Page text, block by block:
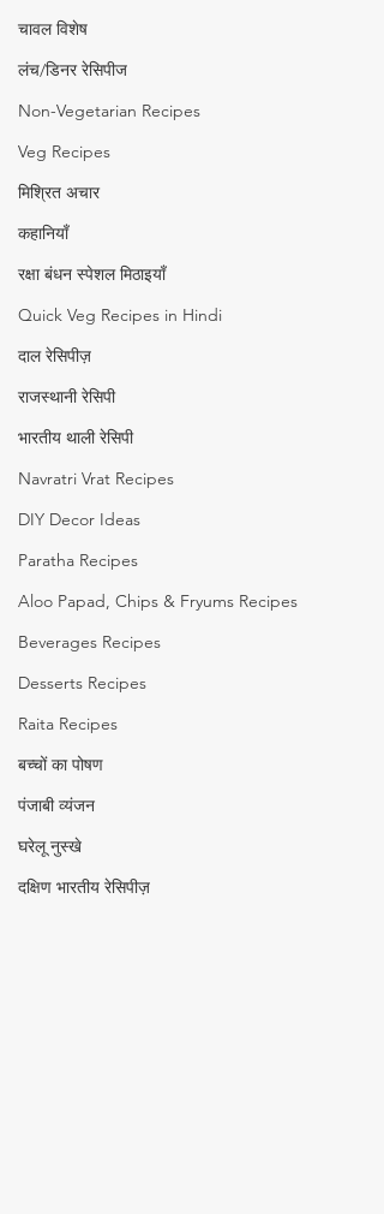
चावल विशेष
लंच/डिनर रेसिपीज
Non-Vegetarian Recipes
Veg Recipes
मिश्रित अचार
कहानियाँ
रक्षा बंधन स्पेशल मिठाइयाँ
Quick Veg Recipes in Hindi
दाल रेसिपीज़
राजस्थानी रेसिपी
भारतीय थाली रेसिपी
Navratri Vrat Recipes
DIY Decor Ideas
Paratha Recipes
Aloo Papad, Chips & Fryums Recipes
Beverages Recipes
Desserts Recipes
Raita Recipes
बच्चों का पोषण
पंजाबी व्यंजन
घरेलू नुस्खे
दक्षिण भारतीय रेसिपीज़